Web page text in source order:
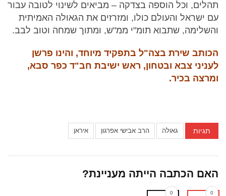
תהלים, וכל הוספה בצדקה – מביאים לשינוי לטובה עבור
עם ישראל והעולם כולו, ומזרזים את הגאולה האמיתית
והשלימה, שתבוא תומ"י ממ"ש, ומתוך שמחה וטוב לבב.
הכותב שירת בצה"ל בתפקיד מיוחד, והינו פרשן
לעניני צבא ובטחון, ראש ישיבת חב"ד כפר סבא,
ומרצה בכיר.
תגיות גאולה הרב אבישי אפרגון איראן
האם הכתבה הייתה מעניינת?
0
0